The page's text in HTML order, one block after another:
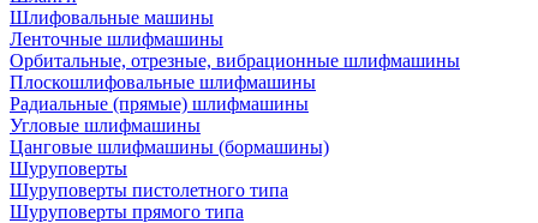
Шлифовальные машины
Ленточные шлифмашины
Орбитальные, отрезные, вибрационные шлифмашины
Плоскошлифовальные шлифмашины
Радиальные (прямые) шлифмашины
Угловые шлифмашины
Цанговые шлифмашины (бормашины)
Шуруповерты
Шуруповерты пистолетного типа
Шуруповерты прямого типа